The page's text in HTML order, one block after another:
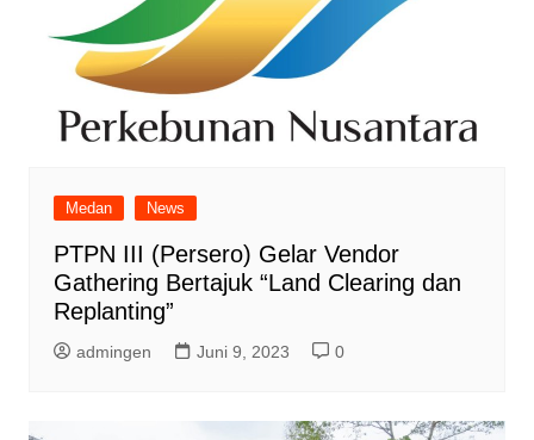
Medan News
PTPN III (Persero) Gelar Vendor
Gathering Bertajuk “Land Clearing dan
Replanting”
admingen Juni 9, 2023 0